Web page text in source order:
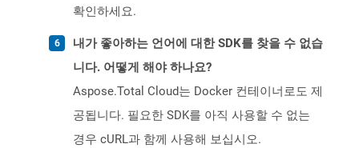
확인하세요.
내가 좋아하는 언어에 대한 SDK를 찾을 수 없습
니다. 어떻게 해야 하나요?
Aspose.Total Cloud는 Docker 컨테이너로도 제
공됩니다. 필요한 SDK를 아직 사용할 수 없는
경우 cURL과 함께 사용해 보십시오.